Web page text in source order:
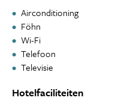
Airconditioning
Föhn
Wi-Fi
Telefoon
Televisie
Hotelfaciliteiten